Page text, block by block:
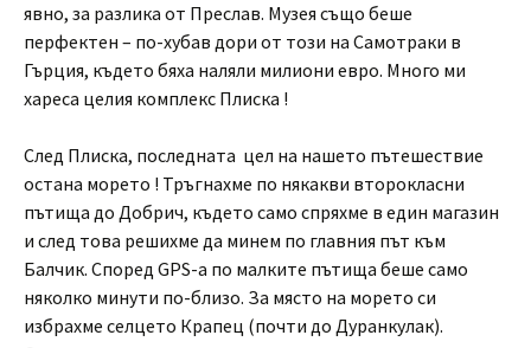
явно, за разлика от Преслав. Музея също беше
перфектен – по-хубав дори от този на Самотраки в
Гърция, където бяха наляли милиони евро. Много ми
хареса целия комплекс Плиска !
След Плиска, последната цел на нашето пътешествие
остана морето ! Тръгнахме по някакви второкласни
пътища до Добрич, където само спряхме в един магазин
и след това решихме да минем по главния път към
Балчик. Според GPS-а по малките пътища беше само
няколко минути по-близо. За място на морето си
избрахме селцето Крапец (почти до Дуранкулак).